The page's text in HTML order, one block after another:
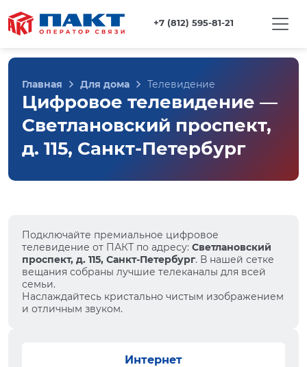
+7 (812) 595-81-21
Главная Для дома Телевидение
Цифровое телевидение —
Светлановский проспект,
д. 115, Санкт-Петербург
Подключайте премиальное цифровое
телевидение от ПАКТ по адресу: Светлановский
проспект, д. 115, Санкт-Петербург. В нашей сетке
вещания собраны лучшие телеканалы для всей
семьи.
Наслаждайтесь кристально чистым изображением
и отличным звуком.
Интернет